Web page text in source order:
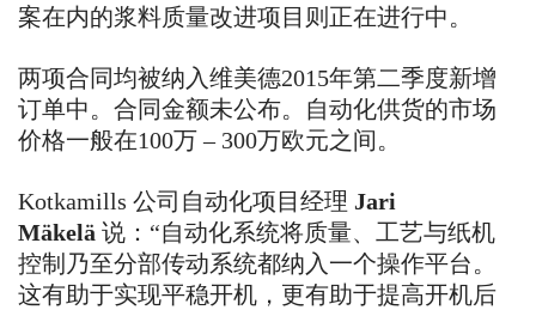
案在内的浆料质量改进项目则正在进行中。
两项合同均被纳入维美德2015年第二季度新增
订单中。合同金额未公布。自动化供货的市场
价格一般在100万– 300万欧元之间。
Kotkamills公司自动化项目经理 Jari
Mäkelä说： “自动化系统将质量、工艺与纸机
控制乃至分部传动系统都纳入一个操作平台。
这有助于实现平稳开机，更有助于提高开机后